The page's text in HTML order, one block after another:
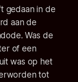
gedaan in de
aan de
Was de
of een
was op het
tot